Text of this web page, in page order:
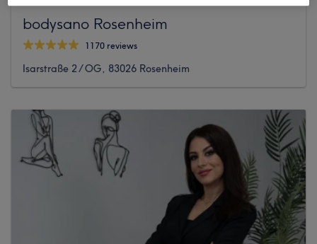
bodysano Rosenheim
1170 reviews
Isarstraße 2 / OG, 83026 Rosenheim